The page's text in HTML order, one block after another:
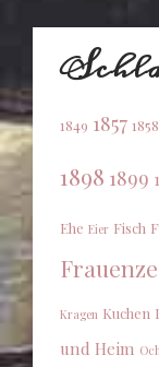
1849 1857 1858
1898 1899
Ehe Eier Fisch
Kragen Kuchen
und Heim